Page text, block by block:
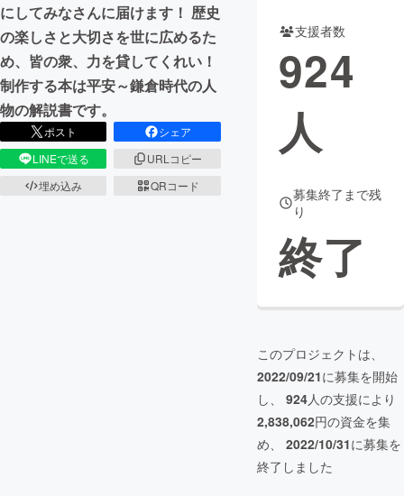
にしてみなさんに届けます！ 歴史
の楽しさと大切さを世に広めるた
め、皆の衆、力を貸してくれい！
制作する本は平安～鎌倉時代の人
物の解説書です。
ポスト
シェア
LINEで送る
URLコピー
埋め込み
QRコード
支援者数
924
人
募集終了まで残
り
終了
このプロジェクトは、
2022/09/21に募集を開始
し、 924人の支援により
2,838,062円の資金を集
め、 2022/10/31に募集を
終了しました